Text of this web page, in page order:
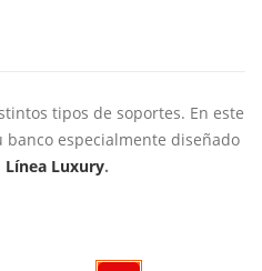
tipos de soportes. En este
banco especialmente diseñado
Línea Luxury.